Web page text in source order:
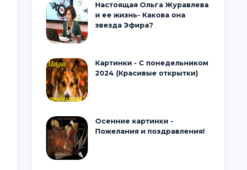
Настоящая Ольга Журавлева
и ее жизнь- Какова она
звезда Эфира?
Картинки - С понедельником
2024 (Красивые открытки)
Осенние картинки -
Пожелания и поздравления!